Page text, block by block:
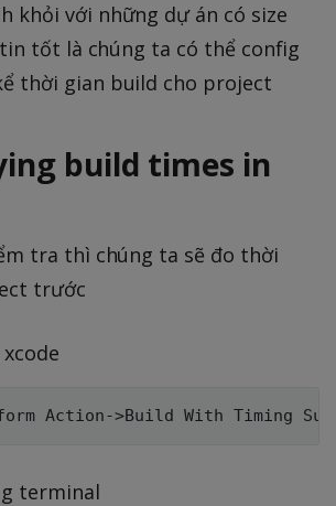
khỏi với những dự án có size
tốt là chúng ta có thể config
thời gian build cho project
build times in
tra thì chúng ta sẽ đo thời
trước
terminal